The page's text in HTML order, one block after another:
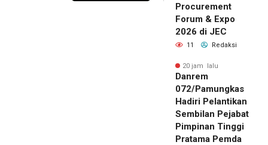
Procurement
Forum & Expo
2026 di JEC
11 Redaksi
20 jam lalu
Danrem
072/Pamungkas
Hadiri Pelantikan
Sembilan Pejabat
Pimpinan Tinggi
Pratama Pemda